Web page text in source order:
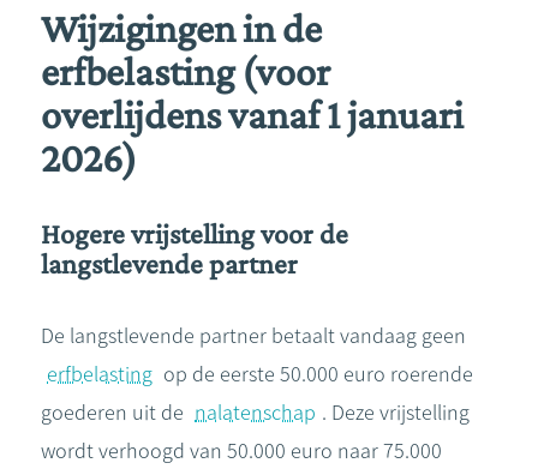
Wijzigingen in de
erfbelasting (voor
overlijdens vanaf 1 januari
2026)
Hogere vrijstelling voor de
langstlevende partner
De langstlevende partner betaalt vandaag geen
erfbelasting op de eerste 50.000 euro roerende
goederen uit de nalatenschap . Deze vrijstelling
wordt verhoogd van 50.000 euro naar 75.000